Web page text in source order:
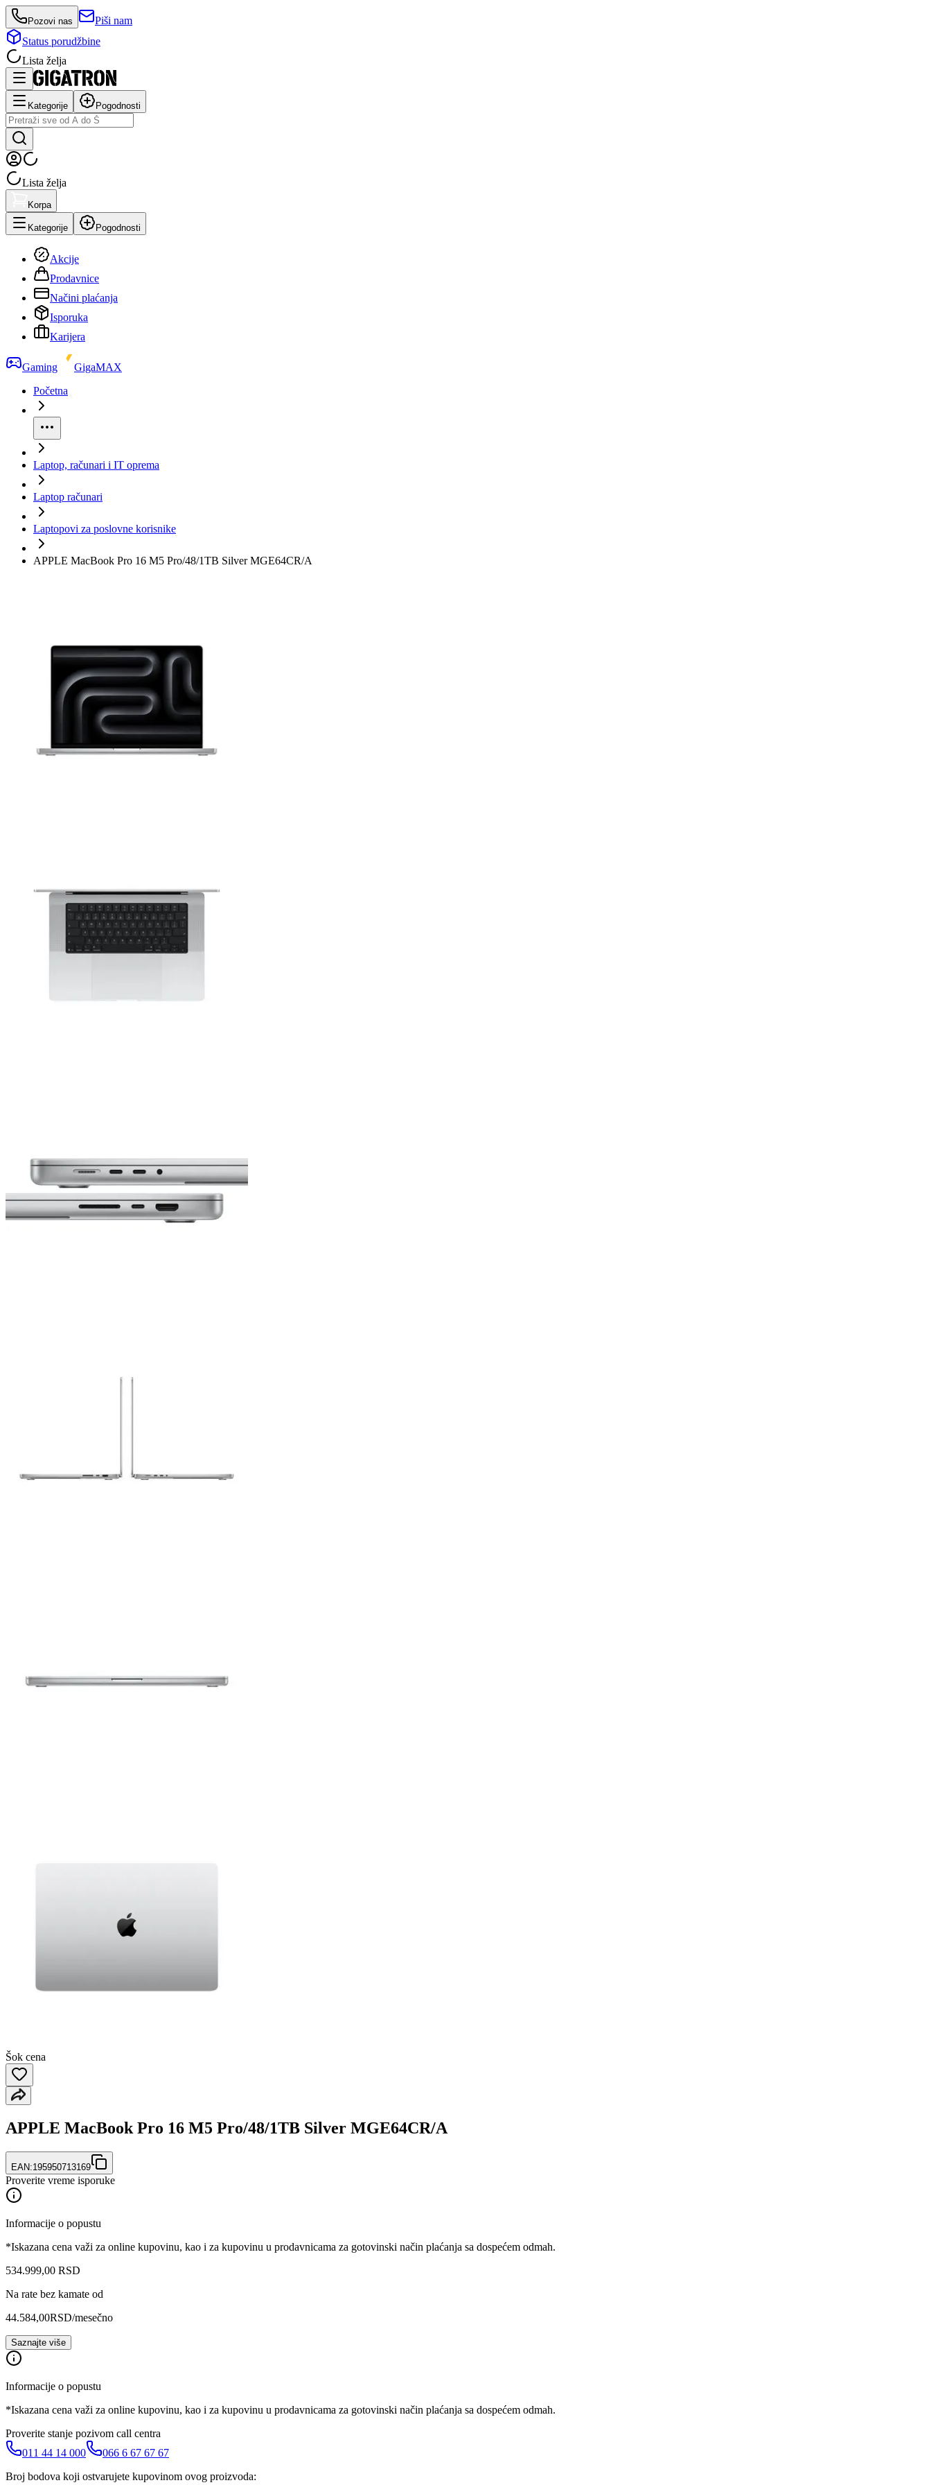
Pozovi nas
Piši nam
Status porudžbine
Lista želja
Kategorije Pogodnosti
Lista želja
Korpa
Kategorije Pogodnosti
Akcije
Prodavnice
Načini plaćanja
Isporuka
Karijera
Gaming
GigaMAX
Početna
Laptop, računari i IT oprema
Laptop računari
Laptopovi za poslovne korisnike
APPLE MacBook Pro 16 M5 Pro/48/1TB Silver MGE64CR/A
Šok cena
APPLE MacBook Pro 16 M5 Pro/48/1TB Silver MGE64CR/A
EAN:195950713169
Proverite vreme isporuke
Informacije o popustu
*Iskazana cena važi za online kupovinu, kao i za kupovinu u prodavnicama za gotovinski način plaćanja sa dospećem odmah.
534.999,00 RSD
Na rate bez kamate od
44.584,00RSD/mesečno
Saznajte više
Informacije o popustu
*Iskazana cena važi za online kupovinu, kao i za kupovinu u prodavnicama za gotovinski način plaćanja sa dospećem odmah.
Proverite stanje pozivom call centra
011 44 14 000
066 6 67 67 67
Broj bodova koji ostvarujete kupovinom ovog proizvoda: